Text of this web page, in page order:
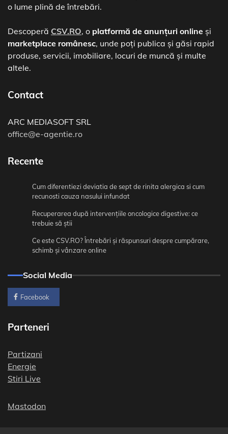
o lume plină de întrebări.
Descoperă CSV.RO, o platformă de anunțuri online și
marketplace românesc, unde poți publica și găsi rapid
produse, servicii, imobiliare, locuri de muncă și multe
altele.
Contact
ARC MEDIASOFT SRL
office@e-agentie.ro
Recente
Cum diferentiezi deviatia de sept de rinita alergica si cum
recunosti cauza nasului infundat
Recuperarea după intervențiile oncologice digestive: ce
trebuie să știi
Ce este CSV.RO? Întrebări și răspunsuri despre cumpărare,
schimb și vânzare online
Social Media
Facebook
Parteneri
Partizani
Energie
Stiri Live
Mastodon